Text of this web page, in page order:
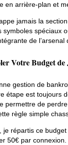
en arrière-plan et
jamais la
symboles spéciaux
de
Votre Budget de
gestion de
étape est toujours
permettre de
règle simple
je répartis ce
50€ par